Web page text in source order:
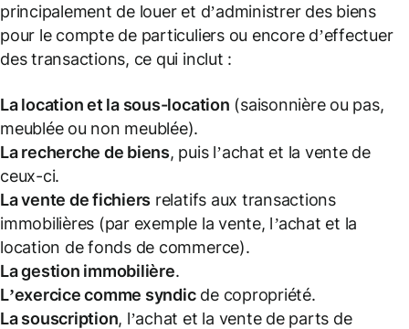
principalement de louer et d’administrer des biens
pour le compte de particuliers ou encore d’effectuer
des transactions, ce qui inclut :
La location et la sous-location (saisonnière ou pas,
meublée ou non meublée).
La recherche de biens, puis l’achat et la vente de
ceux-ci.
La vente de fichiers relatifs aux transactions
immobilières (par exemple la vente, l’achat et la
location de fonds de commerce).
La gestion immobilière.
L’exercice comme syndicde copropriété.
La souscription, l’achat et la vente de parts de